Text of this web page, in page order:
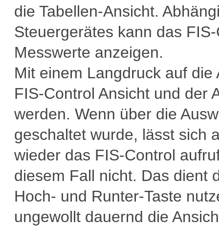
die Tabellen-Ansicht.
Steuergerätes kann das
Messwerte anzeigen.
Mit einem Langdruck auf
FIS-Control Ansicht und der
werden. Wenn über die
geschaltet wurde, lässt sich
wieder das FIS-Control
diesem Fall nicht. Das dient
Hoch- und Runter-Taste
ungewollt dauernd die